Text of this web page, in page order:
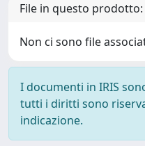
File in questo prodotto:
Non ci sono file
I documenti in IRIS
tutti i diritti sono
indicazione.